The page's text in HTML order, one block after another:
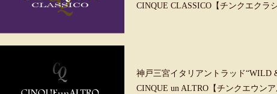
CINQUE CLASSICO【チンクエクラシ
神戸三宮イタリアントラッド“WILD
CINQUE un ALTRO【チンクエウンア